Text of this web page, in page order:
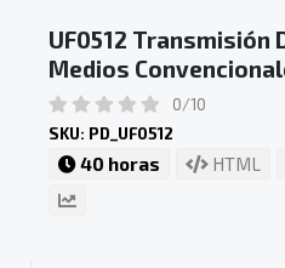
UF0512 Transmisión
Medios
0/10
SKU: PD_UF0512
40 horas HTML